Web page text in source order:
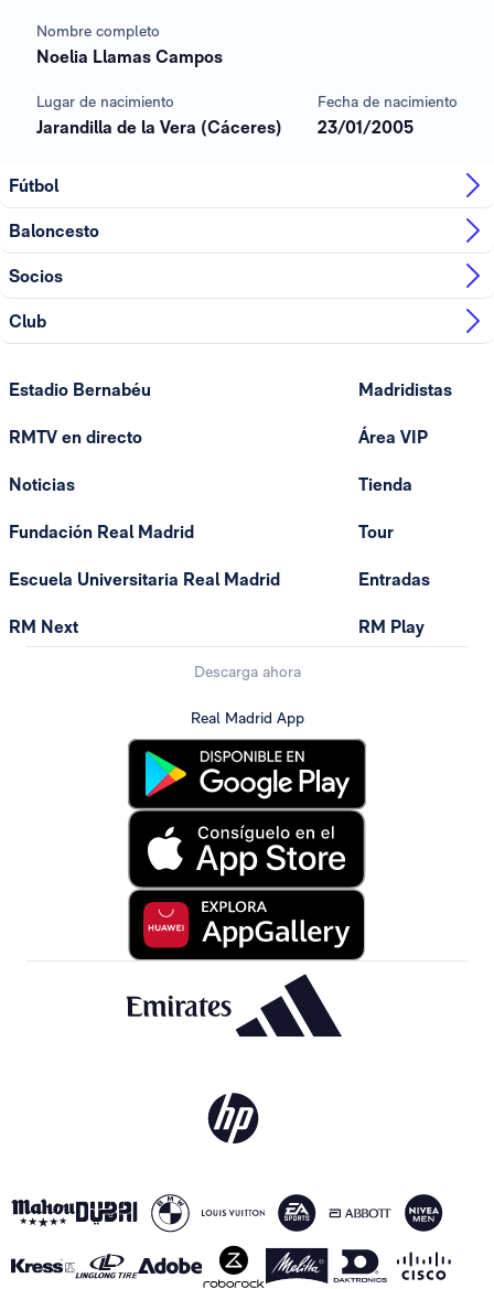
Nombre completo
Noelia Llamas Campos
Lugar de nacimiento
Jarandilla de la Vera (Cáceres)
Fecha de nacimiento
23/01/2005
Fútbol
Baloncesto
Socios
Club
Estadio Bernabéu
RMTV en directo
Noticias
Fundación Real Madrid
Escuela Universitaria Real Madrid
RM Next
Madridistas
Área VIP
Tienda
Tour
Entradas
RM Play
Descarga ahora
Real Madrid App